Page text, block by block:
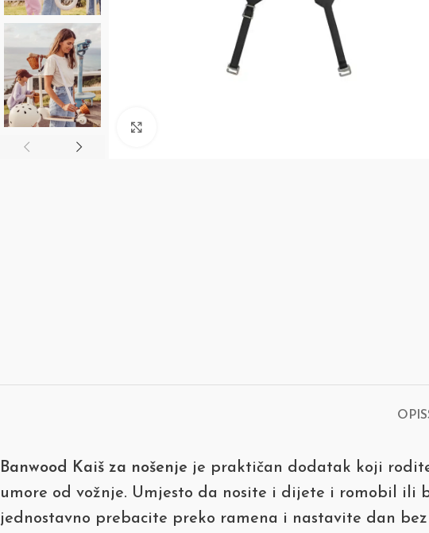
OPIS
Banwood Kaiš za nošenje je praktičan dodatak koji
umore od vožnje. Umjesto da nosite i dijete i romobil ili
jednostavno prebacite preko ramena i nastavite dan